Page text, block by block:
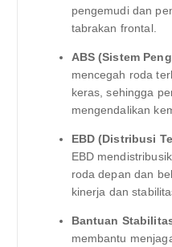
pengemudi dan
tabrakan frontal.
ABS (Sistem
mencegah roda
keras, sehingga
mengendalikan
EBD (Distribusi
EBD
roda depan dan
kinerja dan
Bantuan
membantu